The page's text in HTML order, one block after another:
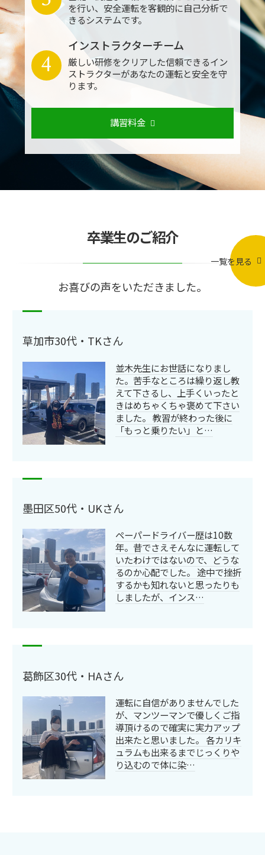
を行い、安全運転を客観的に自己分析で
きるシステムです。
インストラクターチーム
厳しい研修をクリアした信頼できるイン
ストラクターがあなたの運転と安全を守
ります。
4
講習料金
卒業生のご紹介
お喜びの声をいただきました。
一覧を見る
草加市30代・TKさん
並木先生にお世話になりまし
た。苦手なところは繰り返し教
えて下さるし、上手くいったと
きはめちゃくちゃ褒めて下さい
ました。 教習が終わった後に
「もっと乗りたい」と…
墨田区50代・UKさん
ペーパードライバー歴は10数
年。昔でさえそんなに運転して
いたわけではないので、どうな
るのか心配でした。 途中で挫折
するかも知れないと思ったりも
しましたが、インス…
葛飾区30代・HAさん
運転に自信がありませんでした
が、マンツーマンで優しくご指
導頂けるので確実に実力アップ
出来たと思いました。 各カリキ
ュラムも出来るまでじっくりや
り込むので体に染…